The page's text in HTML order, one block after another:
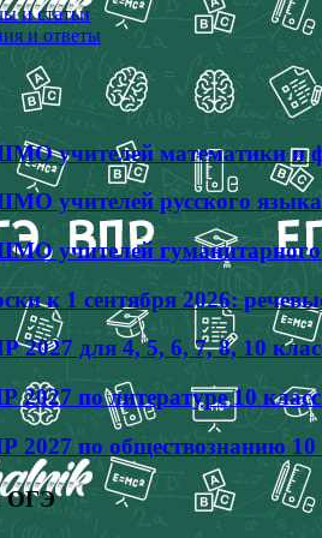
и статьи
и ответы
учителей математики и
учителей русского языка
учителей гуманитарного
к 1 сентября 2026:
2027 для 4, 5, 6, 7, 8, 10
2027 по литературе 10
2027 по обществознанию 10
ОГЭ